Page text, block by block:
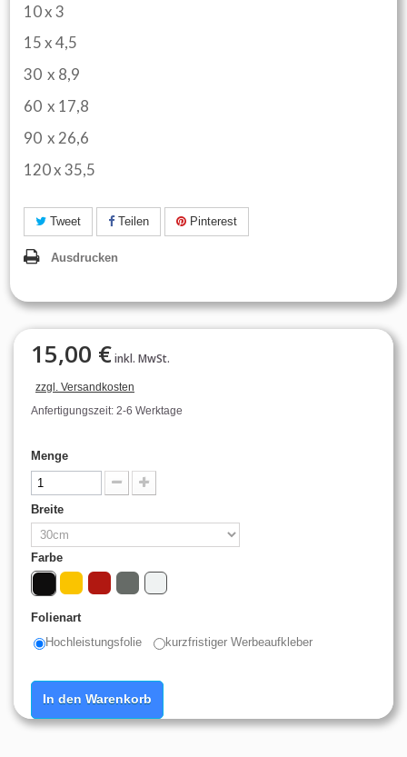
10 x 3
15 x 4,5
30 x 8,9
60 x 17,8
90 x 26,6
120 x 35,5
Tweet Teilen Pinterest
Ausdrucken
15,00 €inkl. MwSt.
zzgl. Versandkosten
Anfertigungszeit: 2-6 Werktage
Menge
Breite
Farbe
Folienart
Hochleistungsfolie
kurzfristiger Werbeaufkleber
In den Warenkorb